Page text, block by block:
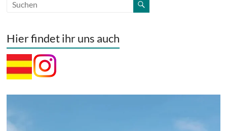
Hier findet ihr uns auch